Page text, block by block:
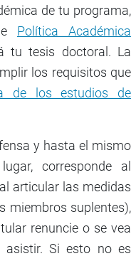
de tu programa,
Política Académica
tu tesis doctoral. La
los requisitos que
de los estudios de
y hasta el mismo
corresponde al
articular las medidas
miembros suplentes),
renuncie o se vea
asistir. Si esto no es